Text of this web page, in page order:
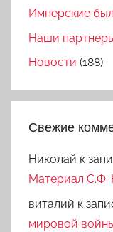
Имперские
Наши
Новости (188)
Свежие
Николай к
Материал С.Ф.
виталий к
мировой